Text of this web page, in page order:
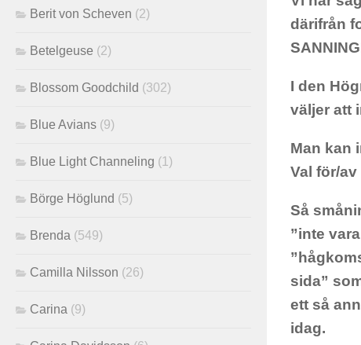
därifrån
I den
väljer att
Man kan
Val för/
Så
”inte
sida”
ett så
idag.
Berit von Scheven (2)
Betelgeuse (2)
Blossom Goodchild (302)
Blue Avians (9)
Blue Light Channeling (1)
Börge Höglund (5)
Brenda (549)
Camilla Nilsson (26)
Carina (9)